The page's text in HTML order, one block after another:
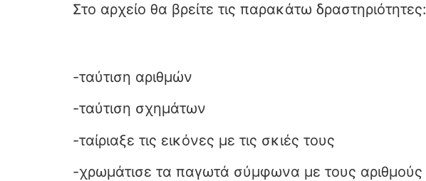
Στο αρχείο θα βρείτε τις παρακάτω δραστηριότητες:
-ταύτιση αριθμών
-ταύτιση σχημάτων
-ταίριαξε τις εικόνες με τις σκιές τους
-χρωμάτισε τα παγωτά σύμφωνα με τους αριθμούς